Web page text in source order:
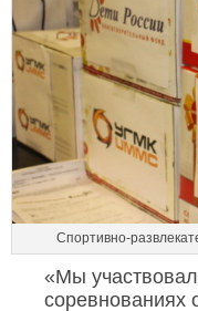
Спортивно-
«Мы
соревнованиях